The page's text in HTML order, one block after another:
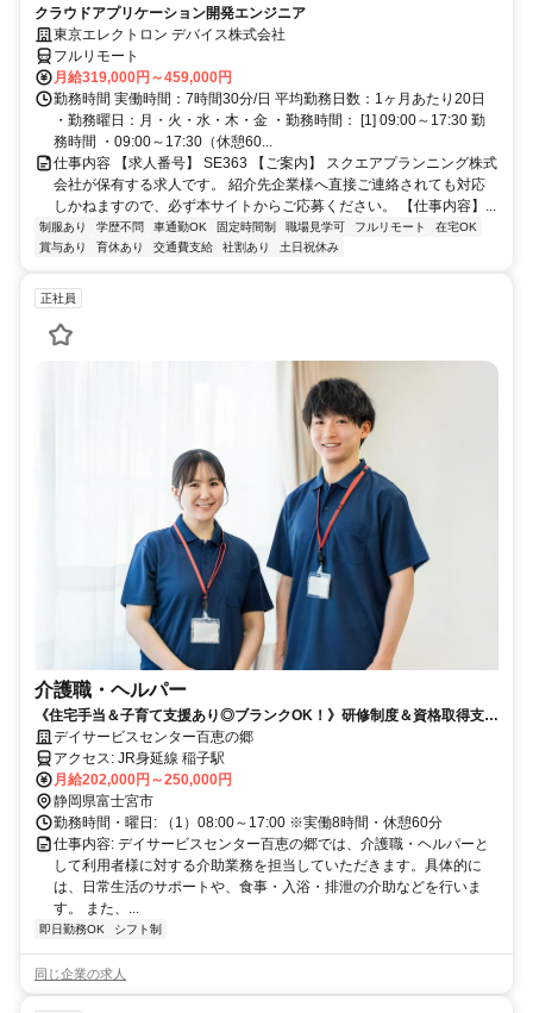
クラウドアプリケーション開発エンジニア
東京エレクトロン デバイス株式会社
フルリモート
月給319,000円～459,000円
勤務時間 実働時間：7時間30分/日 平均勤務日数：1ヶ月あたり20日
・勤務曜日：月・火・水・木・金 ・勤務時間： [1] 09:00～17:30 勤
務時間 ・09:00～17:30（休憩60...
仕事内容 【求人番号】 SE363 【ご案内】 スクエアプランニング株式
会社が保有する求人です。 紹介先企業様へ直接ご連絡されても対応
しかねますので、必ず本サイトからご応募ください。 【仕事内容】...
制服あり 学歴不問 車通勤OK 固定時間制 職場見学可 フルリモート
在宅OK
賞与あり
育休あり 交通費支給 社割あり 土日祝休み
正社員
介護職・ヘルパー
《住宅手当＆子育て支援あり◎ブランクOK！》研修制度＆資格取得支援
あり♪デイサービスセンター百恵の郷
アクセス: JR身延線 稲子駅
月給202,000円～250,000円
静岡県富士宮市
勤務時間・曜日: （1）08:00～17:00 ※実働8時間・休憩60分
仕事内容: デイサービスセンター百恵の郷では、介護職・ヘルパーと
して利用者様に対する介助業務を担当していただきます。具体的に
は、日常生活のサポートや、食事・入浴・排泄の介助などを行いま
す。 また、...
即日勤務OK シフト制
同じ企業の求人